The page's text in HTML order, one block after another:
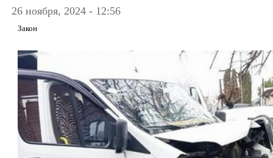
26 ноября, 2024 - 12:56
Закон